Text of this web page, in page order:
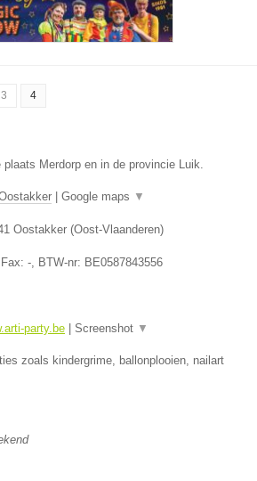
3 4
plaats Merdorp en in de provincie Luik.
Google maps ▼
Oostakker (Oost-Vlaanderen)
-, BTW-nr: BE0587843556
party.be Screenshot ▼
zoals kindergrime, ballonplooien, nailart